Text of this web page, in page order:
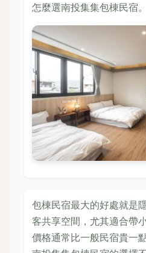
怎麼選南投集集包棟民宿。
包棟民宿最大的好處就是
客共享空間，尤其適合帶
價格通常比一般民宿貴一